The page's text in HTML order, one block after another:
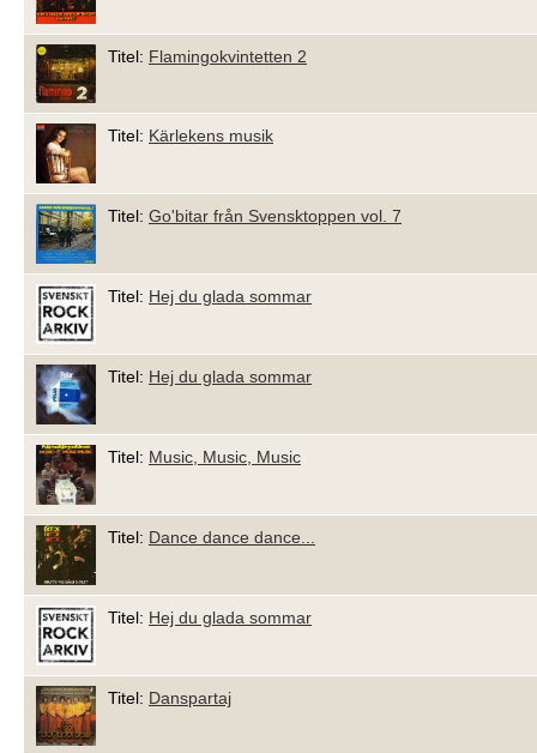
Titel: Flamingokvintetten 2
Titel: Kärlekens musik
Titel: Go'bitar från Svensktoppen vol. 7
Titel: Hej du glada sommar
Titel: Hej du glada sommar
Titel: Music, Music, Music
Titel: Dance dance dance...
Titel: Hej du glada sommar
Titel: Danspartaj